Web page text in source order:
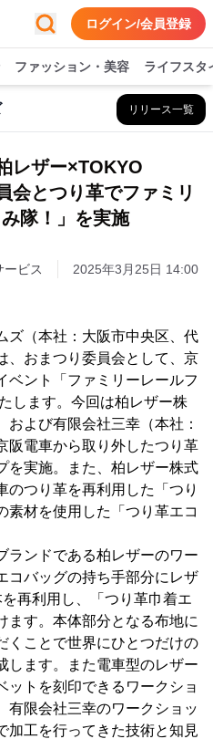
ログイン/会員登録
ファッション・美容 ライフスタ
リリース一覧
レザー×TOKYO
会とつり革でファミリ
隊！」を実施
ービス 2025年3月25日 14:00
（本社：大阪市中央区、代
、おまつり委員会として、京
ベント「ファミリーレールフ
します。今回は柏レザー株
よび有限会社三幸（本社：
阪電車から取り外したつり革
を実施。また、柏レザー株式
のつり革を再利用した「つり
素材を使用した「つり革エコ
ンドである柏レザーのワー
コバッグの持ち手部分にレザ
再利用し、「つり革巾着エ
ます。本体部分となる布地に
くことで世界にひとつだけの
します。また電車型のレザー
ットを刻印できるワークショ
有限会社三幸のワークショッ
加工を行ってきた技術と知見